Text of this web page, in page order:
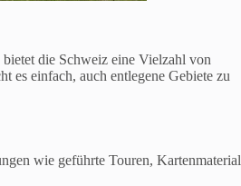
die Schweiz eine Vielzahl von
es einfach, auch entlegene Gebiete zu
wie geführte Touren, Kartenmaterial